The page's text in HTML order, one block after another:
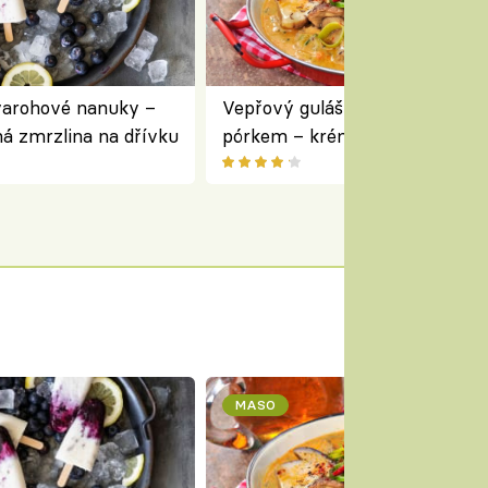
nanuky –
zmrzlina na dřívku
Vepřový guláš s houbami a
pórkem – krémový a voňavý
pokrm z jednoho hrnce
MASO